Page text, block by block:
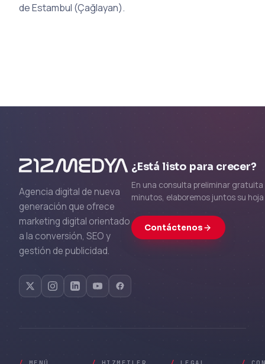
de Estambul (Çağlayan).
Agencia digital de nueva
generación que ofrece
marketing digital orientado
a la conversión, SEO y
gestión de publicidad.
¿Está listo para crecer?
En una consulta preliminar gratuita
minutos, elaboremos juntos su
Contáctenos